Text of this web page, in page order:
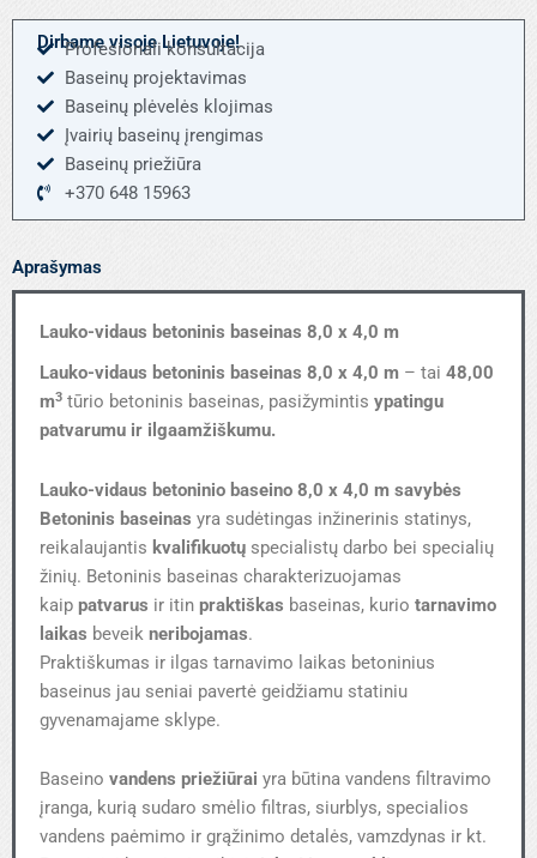
4,0
m
Dirbame visoje Lietuvoje!
Profesionali konsultacija
Baseinų projektavimas
Baseinų plėvelės klojimas
Įvairių baseinų įrengimas
Baseinų priežiūra
+370 648 15963
Aprašymas
Lauko-vidaus betoninis baseinas 8,0 x 4,0 m
Lauko-vidaus betoninis baseinas 8,0 x 4,0 m – tai 48,00
m3 tūrio betoninis baseinas, pasižymintis ypatingu
patvarumu ir ilgaamžiškumu.
Lauko-vidaus betoninio baseino 8,0 x 4,0 m savybės
Betoninis baseinas yra sudėtingas inžinerinis statinys,
reikalaujantis kvalifikuotų specialistų darbo bei specialių
žinių. Betoninis baseinas charakterizuojamas
kaip patvarus ir itin praktiškas baseinas, kurio tarnavimo
laikas beveik neribojamas.
Praktiškumas ir ilgas tarnavimo laikas betoninius
baseinus jau seniai pavertė geidžiamu statiniu
gyvenamajame sklype.
Baseino vandens priežiūrai yra būtina vandens filtravimo
įranga, kurią sudaro smėlio filtras, siurblys, specialios
vandens paėmimo ir grąžinimo detalės, vamzdynas ir kt.